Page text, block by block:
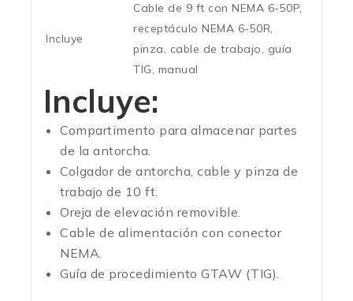
Incluye
Cable de 9 ft con NEMA 6-50P,
receptáculo NEMA 6-50R,
pinza, cable de trabajo, guía
TIG, manual
Incluye:
Compartimento para almacenar partes
de la antorcha.
Colgador de antorcha, cable y pinza de
trabajo de 10 ft.
Oreja de elevación removible.
Cable de alimentación con conector
NEMA.
Guía de procedimiento GTAW (TIG).